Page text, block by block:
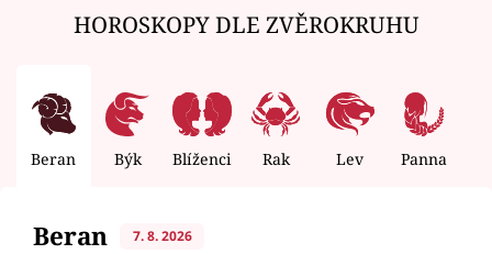
HOROSKOPY DLE ZVĚROKRUHU
Beran Býk Blíženci Rak Lev Panna
Beran 7. 8. 2026